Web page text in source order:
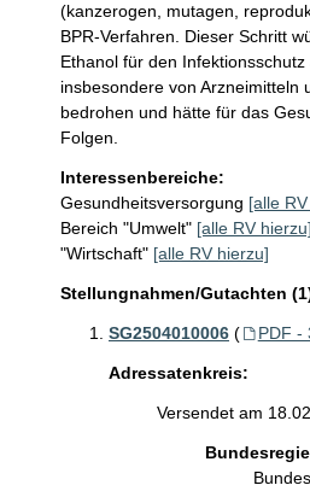
(kanzerogen, mutagen,
BPR-Verfahren. Dieser Schritt
Ethanol für den
insbesondere von Arzneimitteln
bedrohen und hätte für das
Folgen.
Interessenbereiche:
Gesundheitsversorgung [alle
Bereich "Umwelt" [alle RV hierzu]
"Wirtschaft" [alle RV hierzu]
Stellungnahmen/Gutachten
SG2504010006 ( PDF -
Adressatenkreis:
Versendet am